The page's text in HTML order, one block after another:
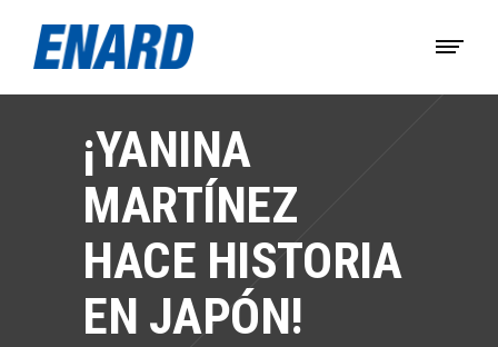
¡YANINA
MARTÍNEZ
HACE HISTORIA
EN JAPÓN!